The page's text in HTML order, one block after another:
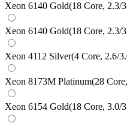
Xeon 6140 Gold(18 Core, 2.3/
Xeon 6140 Gold(18 Core, 2.3/
Xeon 4112 Silver(4 Core, 2.6/
Xeon 8173M Platinum(28
Xeon 6154 Gold(18 Core, 3.0/